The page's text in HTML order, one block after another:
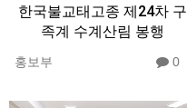
한국불교태고종 제24차 구
족계 수계산림 봉행
홍보부 0